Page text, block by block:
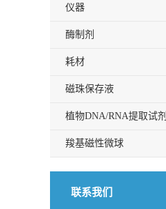
仪器
酶制剂
耗材
磁珠保存液
植物DNA/RNA提取试剂
羧基磁性微球
联系我们